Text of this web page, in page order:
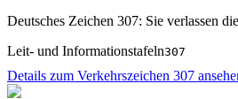
Deutsches Zeichen 307: Sie verlassen
Leit- und Informationstafeln307
Details zum Verkehrszeichen 307